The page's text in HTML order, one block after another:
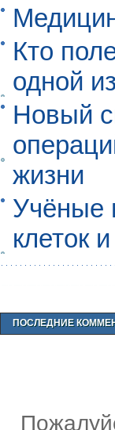
Кто
одной
Новый
жизни
Учёные
клеток
ПОСЛЕДНИЕ